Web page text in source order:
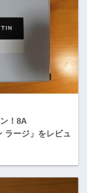
！8A
ラージ」をレビュ